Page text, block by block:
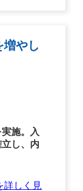
増やし
施。入
し、内
詳しく見